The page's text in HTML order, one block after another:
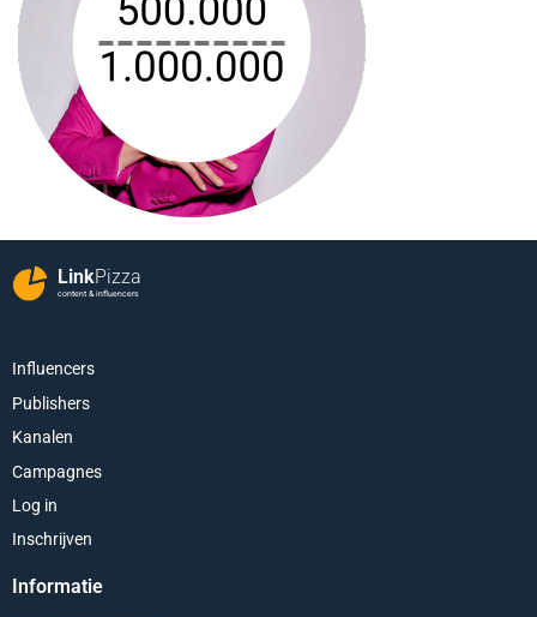
LinkPizza
content & influencers
Influencers
Publishers
Kanalen
Campagnes
Log in
Inschrijven
Informatie